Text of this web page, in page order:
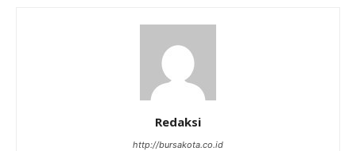
Redaksi
http://bursakota.co.id